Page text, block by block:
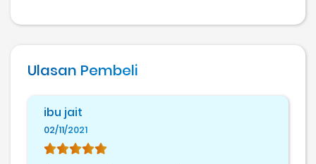
Ulasan Pembeli
ibu jait
02/11/2021